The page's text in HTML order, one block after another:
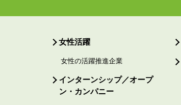
女性活躍
女性の活躍推進企業
インターンシップ／オープ
ン・カンパニー